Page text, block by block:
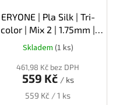
ERYONE | Pla Silk | Tri-
color | Mix 2 | 1.75mm |
4x0,25kg
Skladem (1 ks)
461,98 Kč bez DPH
559 Kč / ks
Měrná
559 Kč / 1 ks